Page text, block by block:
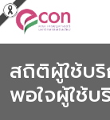
สถิติผู้ใช้บ
พอใจผู้ใช้บ